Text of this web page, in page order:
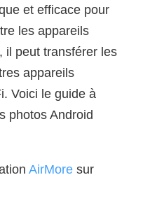
et efficace pour
les appareils
il peut transférer les
appareils
Voici le guide à
photos Android
AirMoresur